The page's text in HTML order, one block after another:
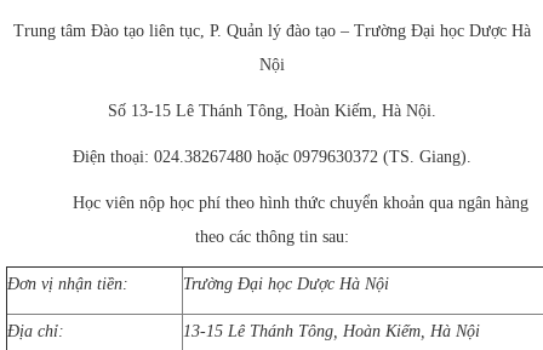
Trung tâm Đào tạo liên tục, P. Quản lý đào tạo – Trường Đại học Dược Hà
Nội
Số 13-15 Lê Thánh Tông, Hoàn Kiếm, Hà Nội.
Điện thoại: 024.38267480 hoặc 0979630372 (TS. Giang).
Học viên nộp học phí theo hình thức chuyển khoản qua ngân hàng
theo các thông tin sau:
Đơn vị nhận tiền: Trường Đại học Dược Hà Nội
Địa chỉ: 13-15 Lê Thánh Tông, Hoàn Kiếm, Hà Nội